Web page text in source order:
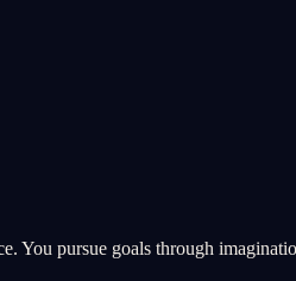
You pursue goals through